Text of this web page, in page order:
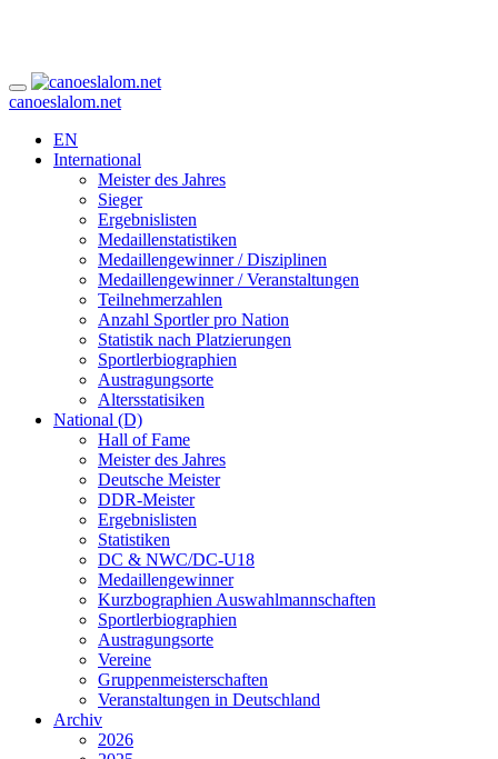
canoeslalom.net
EN
International
Meister des Jahres
Sieger
Ergebnislisten
Medaillenstatistiken
Medaillengewinner / Disziplinen
Medaillengewinner / Veranstaltungen
Teilnehmerzahlen
Anzahl Sportler pro Nation
Statistik nach Platzierungen
Sportlerbiographien
Austragungsorte
Altersstatisiken
National (D)
Hall of Fame
Meister des Jahres
Deutsche Meister
DDR-Meister
Ergebnislisten
Statistiken
DC & NWC/DC-U18
Medaillengewinner
Kurzbographien Auswahlmannschaften
Sportlerbiographien
Austragungsorte
Vereine
Gruppenmeisterschaften
Veranstaltungen in Deutschland
Archiv
2026